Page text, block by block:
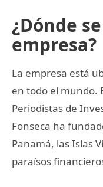
¿Dónde
empresa?
La empresa está
en todo el mundo.
Periodistas de
Fonseca ha
Panamá, las Islas
paraísos